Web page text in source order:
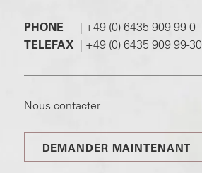
PHONE | +49 (0) 6435 909 99-0
TELEFAX | +49 (0) 6435 909 99-30
Nous contacter
DEMANDER MAINTENANT